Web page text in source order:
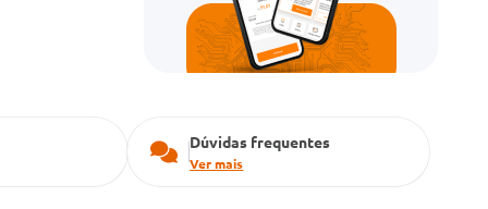
Dúvidas frequentes
Ver mais